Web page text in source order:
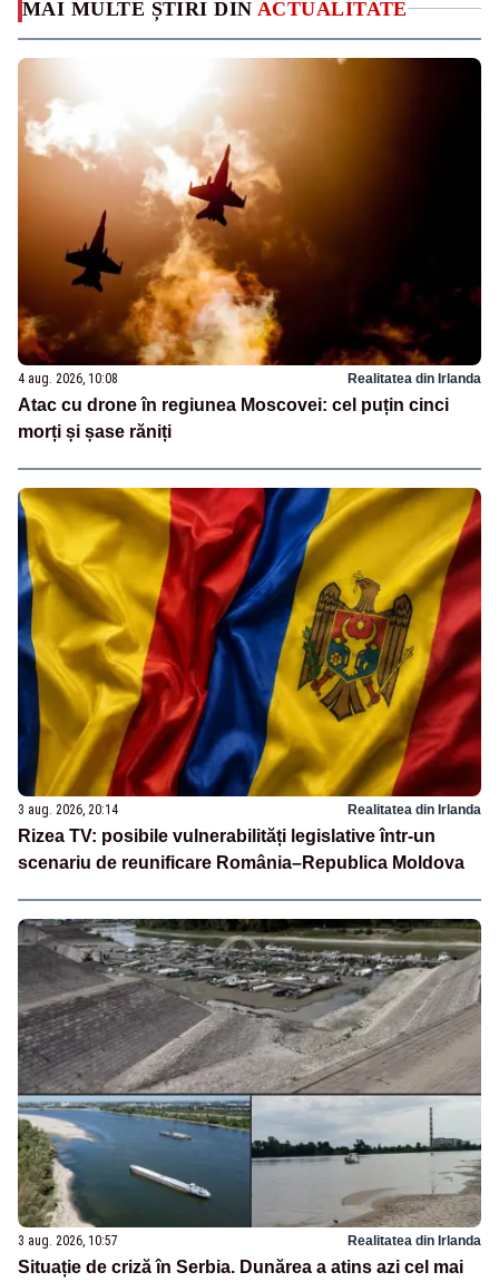
MAI MULTE ȘTIRI DIN ACTUALITATE
4 aug. 2026, 10:08 Realitatea din Irlanda
Atac cu drone în regiunea Moscovei: cel puțin cinci
morți și șase răniți
3 aug. 2026, 20:14 Realitatea din Irlanda
Rizea TV: posibile vulnerabilități legislative într-un
scenariu de reunificare România–Republica Moldova
3 aug. 2026, 10:57 Realitatea din Irlanda
Situație de criză în Serbia. Dunărea a atins azi cel mai